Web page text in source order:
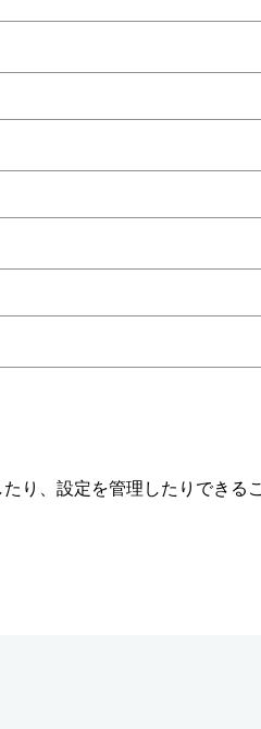
たり、設定を管理したりできる